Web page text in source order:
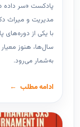
پادکست «سر داده
مدیریت و میراث
با یکی از دوره‌های
سال‌ها، هنوز
به‌شمار می‌رود.
ادامه مطلب